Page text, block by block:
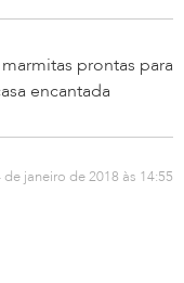
prontas para
encantada
de janeiro de 2018 às 14:55